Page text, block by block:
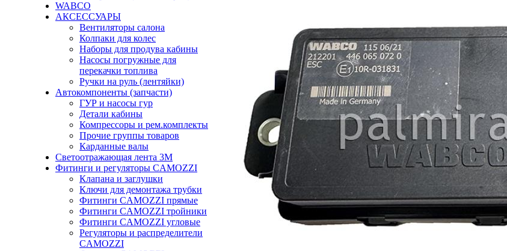
WABCO
АКСЕССУАРЫ
Вентиляторы салона
Колпаки для колес
Наборы для продува кабины
Насосы погружные для
перекачки топлива
Ручки на руль (лентяйки)
Автокомпоненты (запчасти)
ГУР и насосы гур
Детали кабины
Компрессоры и рем.комплекты
Прочие группы товаров
Карданные валы
Светоотражающая лента 3М
Фитинги и регуляторы CAMOZZI
Клапана и заглушки
Ключи для демонтажа трубки
Фитинги CAMOZZI прямые
Фитинги CAMOZZI тройники
Фитинги CAMOZZI угловые
Регуляторы и распределители
CAMOZZI